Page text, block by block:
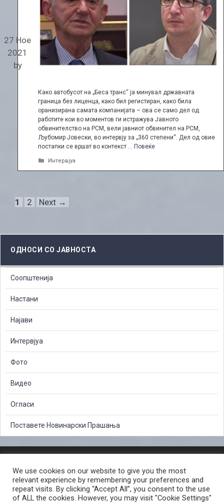
27 Ное
2021
by
Како автобусот на „Беса транс“ ја минувал државната
граница без лиценца, како бил регистиран, како била
оранизирана самата компанијата – ова се само дел од
работите кои во моментов ги истражува Јавното
обвинителство на РСМ, вели јавниот обвинител на РСМ,
Љубомир Јовески, во интервју за „360 степени“. Дел од овие
постапки се вршат во контекст … Повеќе
Categories
Интервјуа
Page
1 Page
2 Next →
ОДНОСИ СО ЈАВНОСТА
Соопштенија
Настани
Најави
Интервјуа
Фото
Видео
Огласи
Поставете Новинарски Прашања
СЛОБОДЕН ПРИСТАП ДО ИНФОРМАЦИИ ОД ЈАВЕН КАРАКТЕР
ПОСТАПКА ЗА ПРИЈАВА НА КРИВИЧНО ДЕЛО
КОРИСНИ ЛИНКОВИ
ПОЛИТИКА ЗА ПРИВАТНОСТ ВЕБ СТРАНИЦА
We use cookies on our website to give you the most
relevant experience by remembering your preferences and
repeat visits. By clicking “Accept All”, you consent to the use
of ALL the cookies. However, you may visit "Cookie Settings"